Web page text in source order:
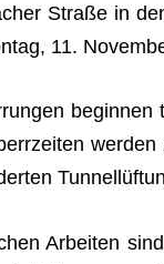
Straße in
11.
Arbei­ten